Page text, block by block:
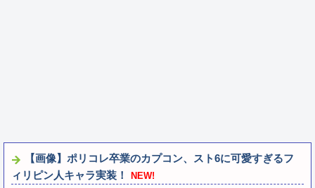
【画像】ポリコレ卒業のカプコン、スト6に可愛すぎるフ
ィリピン人キャラ実装！
NEW!